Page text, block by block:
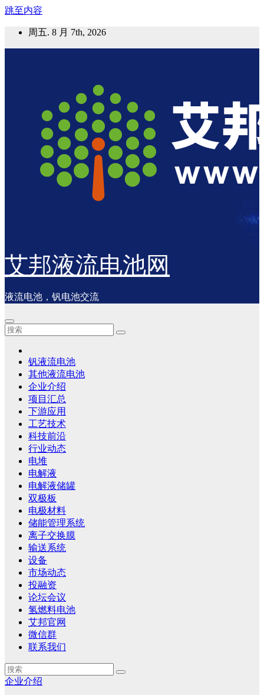
跳至内容
周五. 8 月 7th, 2026
艾邦液流电池网
液流电池，钒电池交流
钒液流电池
其他液流电池
企业介绍
项目汇总
下游应用
工艺技术
科技前沿
行业动态
电堆
电解液
电解液储罐
双极板
电极材料
储能管理系统
离子交换膜
输送系统
设备
市场动态
投融资
论坛会议
氢燃料电池
艾邦官网
微信群
联系我们
企业介绍